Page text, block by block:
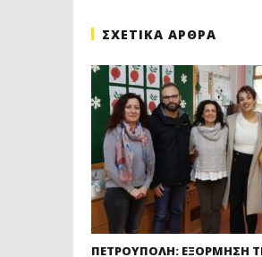
ΣΧΕΤΙΚΑ ΑΡΘΡΑ
ΠΕΤΡΟΥΠΟΛΗ: ΕΞΟΡΜΗΣΗ